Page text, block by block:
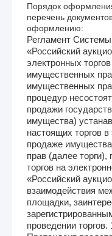
Порядок
перечень
оформлению:
Регламент
«Российский
электронных
имущественных
имущественных
процедур
продажи
имущества)
настоящих торгов
продаже
прав (далее
торгов на
«Российский
взаимодействия
площадки,
проведении торгов.